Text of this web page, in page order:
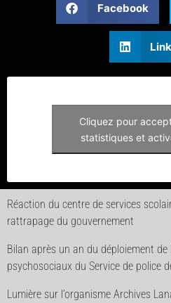
Facebook
Cliquez pour
statistiques et
Réaction du centre de services
rattrapage du gouvernement
Bilan après un an du déploiement de
psychosociaux du Service de police
Lumière sur l’organisme Archives